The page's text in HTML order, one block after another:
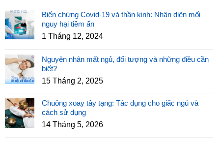
Biến chứng Covid-19 và thần kinh: Nhận diện mối
nguy hại tiềm ẩn
1 Tháng 12, 2024
Nguyên nhân mất ngủ, đối tượng và những điều cần
biết?
15 Tháng 2, 2025
Chuông xoay tây tạng: Tác dụng cho giấc ngủ và
cách sử dụng
14 Tháng 5, 2026